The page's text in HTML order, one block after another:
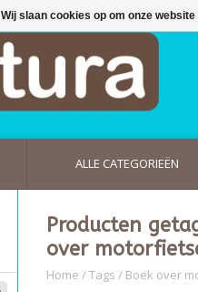
ALLE CATEGORIEËN
Producten
over
Home /Tags / Boek over
Wij slaan cookies op om onze